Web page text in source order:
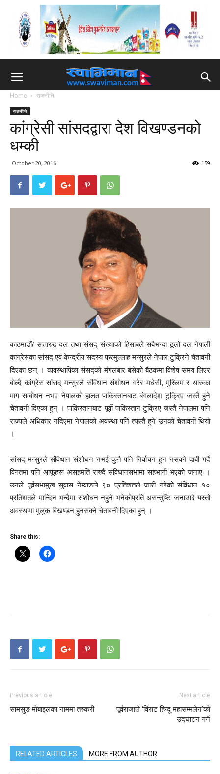
Home राजनीति
राजनीति
कांग्रेसी सांसदद्वारा देश विखण्डनको
धम्की
October 20, 2016 159
काठमाडौं/ सत्तारुढ दल तथा संसद् संख्याको हिसाबले सबैभन्दा ठूलो दल नेपाली
कांग्रेसका सांसद् एवं केन्द्रीय सदस्य फरमुल्लाह मन्सुरले नेपाल टुक्रिने चेतावनी
दिएका छन् । व्यवस्थापिका संसद्को मंगलबार बसेको बैठकमा विशेष समय लिएर
बोल्दै कांग्रेस सांसद् मन्सुरले संविधान संशोधन गरेर मधेसी, मुस्लिम र थारुका
माग सम्बोधन नभए नेपालको हालत पाकिस्तानबाट बंगलादेश टुक्रिए जस्तै हुने
चेतावनी दिएका हुन् । पाकिस्तानबाट पूर्वी पाकिस्तान टुक्रिए जस्तै नेपालमा पनि
राज्यले अधिकार नदिएमा नेपालको अवस्था पनि त्यस्तै हुने उनको चेतावनी थियो
।
सांसद् मन्सुरले संविधान संशोधन नभई कुनै पनि निर्वाचन हुन नसक्ने दाबी गर्दै
विगतमा पनि आफूहरू असहमति राख्दै संविधानसभामा सहभागी भएको जनाए ।
उनले पूर्वसभामुख सुवास नेम्वाङले ९० प्रतिशतले जारी गरेको संविधान १०
प्रतिशतले मान्दिन भन्दैमा संशोधन नहुने भनेकोप्रति असन्तुष्टि जनाउादै यस्तो
अवस्थामा मुलुक विखण्डन हुनसक्ने चेतावनी दिएका हुन् ।
Share this:
Previous article
सामसुङ मोबाइलका नाममा तस्करी
Next article
पूर्वराजाले ‘विराट हिन्दू महासम्मलेन’को
उद्घाटन गर्ने
RELATED ARTICLES MORE FROM AUTHOR